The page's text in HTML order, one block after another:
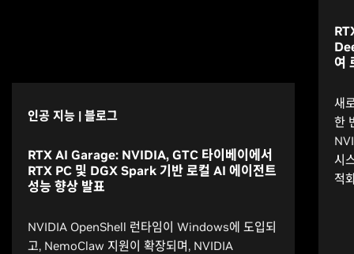
인공 지능 | 블로그
RTX AI Garage: NVIDIA, GTC 타이베이에서
RTX PC 및 DGX Spark 기반 로컬 AI 에이전트
성능 향상 발표
NVIDIA OpenShell 런타임이 Windows에 도입되
고, NemoClaw 지원이 확장되며, NVIDIA
여
새
한
시
적